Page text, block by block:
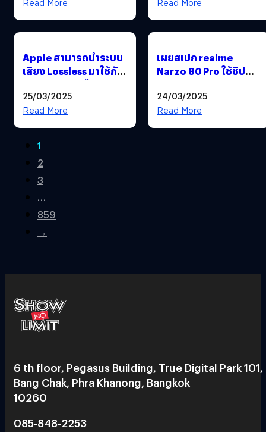
Read More
เพียง 8,500 บาท
Read More
Apple สามารถนำระบบ
เสียง Lossless มาใช้กับ
AirPods Max ได้แล้ว !
25/03/2025
Read More
เผยสเปก realme
Narzo 80 Pro ใช้ชิป
7400
24/03/2025
Read More
1
2
3
…
859
→
6 th floor, Pegasus Building, True Digital Park 101,
Bang Chak, Phra Khanong, Bangkok
10260
085-848-2253